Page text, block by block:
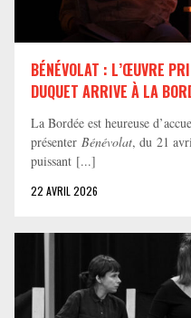
BÉNÉVOLAT : L’ŒUVRE
DUQUET ARRIVE À LA
La Bordée est heureuse
présenter Bénévolat, du 21
puissant [...]
22 AVRIL 2026